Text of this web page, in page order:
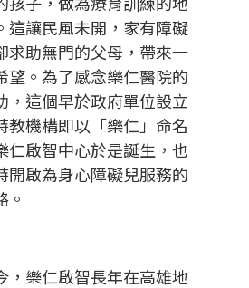
孩子，做為療育訓練的地
這讓民風未開，家有障礙
求助無門的父母，帶來一
望。為了感念樂仁醫院的
，這個早於政府單位設立
教機構即以「樂仁」命名
仁啟智中心於是誕生，也
開啟為身心障礙兒服務的
。
，樂仁啟智長年在高雄地